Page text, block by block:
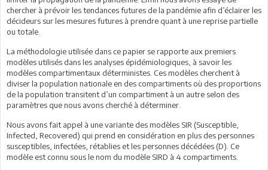
chercher à prévoir les tendances futures de la pandémie afin d’éclairer les
décideurs sur les mesures futures à prendre quant à une reprise partielle
ou totale.
La méthodologie utilisée dans ce papier se rapporte aux premiers
modèles utilisés dans les analyses épidémiologiques, à savoir les
modèles compartimentaux déterministes. Ces modèles cherchent à
diviser la population nationale en des compartiments où des proportions
de la population transitent d’un compartiment à un autre selon des
paramètres que nous avons cherché à déterminer.
Nous avons fait appel à une variante des modèles SIR (Susceptible,
Infected, Recovered) qui prend en considération en plus des personnes
susceptibles, infectées, rétablies et les personnes décédées (D). Ce
modèle est connu sous le nom du modèle SIRD à 4 compartiments.